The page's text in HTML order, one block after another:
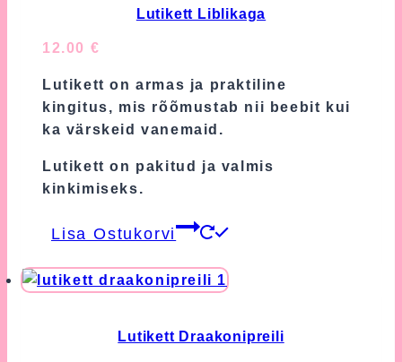
Lutikett Liblikaga
12.00 €
Lutikett on armas ja praktiline
kingitus, mis rõõmustab nii beebit kui
ka värskeid vanemaid.
Lutikett on pakitud ja valmis
kinkimiseks.
Lisa Ostukorvi
Lutikett Draakonipreili